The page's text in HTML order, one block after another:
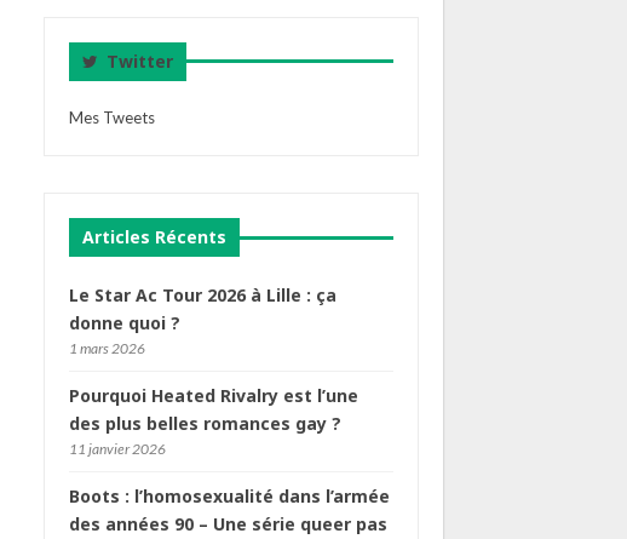
Twitter
Mes Tweets
Articles Récents
Le Star Ac Tour 2026 à Lille : ça
donne quoi ?
1 mars 2026
Pourquoi Heated Rivalry est l’une
des plus belles romances gay ?
11 janvier 2026
Boots : l’homosexualité dans l’armée
des années 90 – Une série queer pas